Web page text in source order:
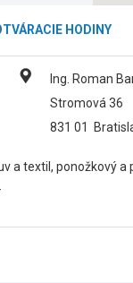
HODINY
Ing. Roman
Stromová 36
831 01
a textil, ponožkový a